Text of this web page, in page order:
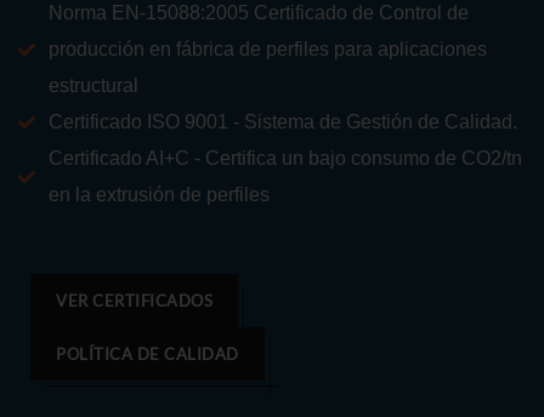
Norma EN-15088:2005 Certificado de Control de
producción en fábrica de perfiles para aplicaciones
estructural
Certificado ISO 9001 - Sistema de Gestión de Calidad.
Certificado AI+C - Certifica un bajo consumo de CO2/tn
en la extrusión de perfiles
VER CERTIFICADOS
POLÍTICA DE CALIDAD